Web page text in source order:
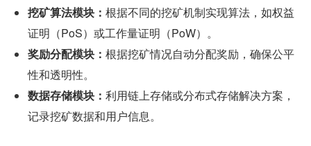
挖矿算法模块： 根据不同的挖矿机制实现算法，如权益
证明（PoS）或工作量证明（PoW）。
奖励分配模块： 根据挖矿情况自动分配奖励，确保公平
性和透明性。
数据存储模块： 利用链上存储或分布式存储解决方案，
记录挖矿数据和用户信息。